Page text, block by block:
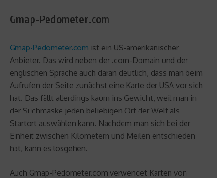
Gmap-Pedometer.com
Gmap-Pedometer.com ist ein US-amerikanischer
Anbieter. Das wird neben der .com-Domain und der
englischen Sprache auch daran deutlich, dass man beim
Aufrufen der Seite zunächst eine Karte der USA vor sich
hat. Das fällt allerdings kaum ins Gewicht, weil man in
der Suchmaske jeden beliebigen Ort der Welt als
Startort auswählen kann. Nachdem man sich bei der
Einheit zwischen Kilometern und Meilen entschieden
hat, kann es losgehen.
Auch Gmap-Pedometer.com verwendet Karten von